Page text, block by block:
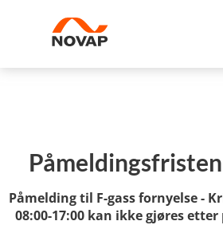
Påmelding til F-gass fornyelse -
08:00-17:00 kan ikke gjøres